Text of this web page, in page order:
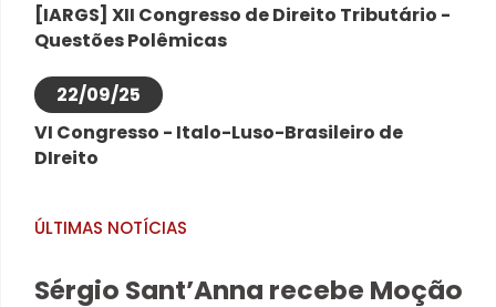
[IARGS] XII Congresso de Direito Tributário -
Questões Polêmicas
22/09/25
VI Congresso - Italo-Luso-Brasileiro de
DIreito
ÚLTIMAS NOTÍCIAS
Sérgio Sant’Anna recebe Moção